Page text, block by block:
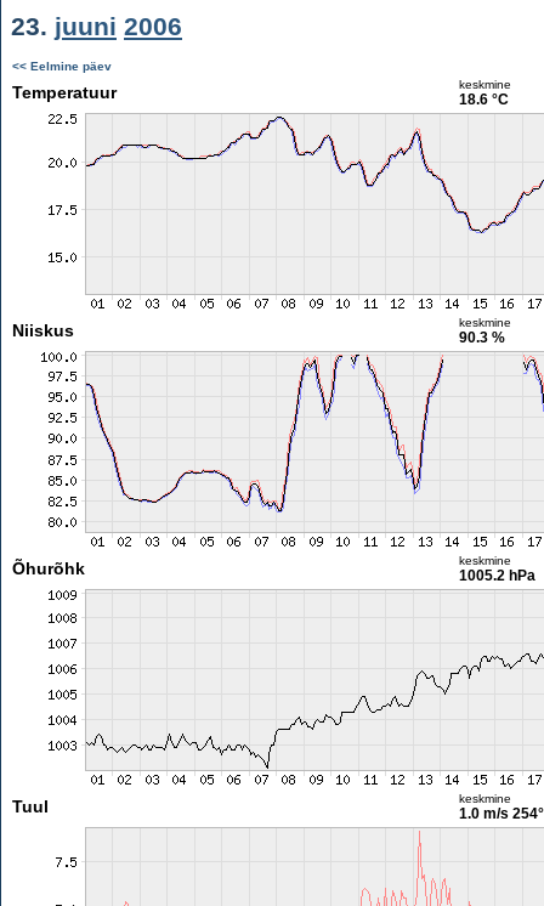
23. juuni 2006
<< Eelmine päev
Temperatuur keskmine
18.6 °C
Niiskus keskmine
90.3 %
Õhurõhk keskmine
1005.2 hPa
Tuul keskmine
1.0 m/s 254°